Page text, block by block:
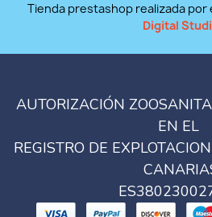
Tienda prestashop realizada por
Digital
AUTORIZACIÓN
EN EL
REGISTRO DE